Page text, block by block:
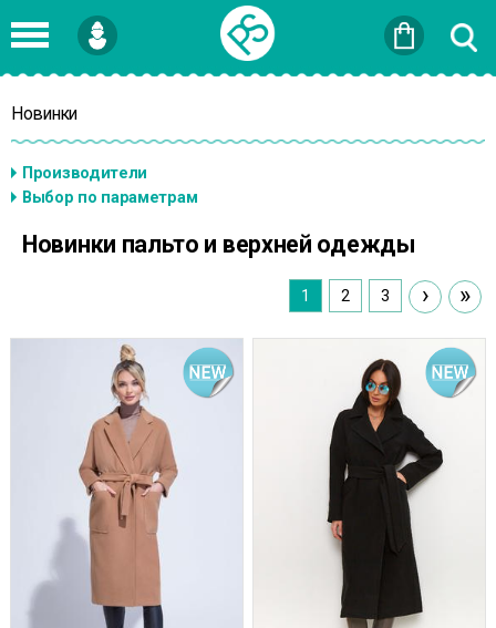
Войти
Новинки
Новинки пальто и верхней одежды
1 2 3 › »